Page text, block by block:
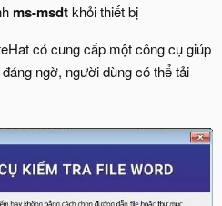
ms-msdtkhỏi thiết bị
có cung cấp một công cụ giúp
ngờ, người dùng có thể tải